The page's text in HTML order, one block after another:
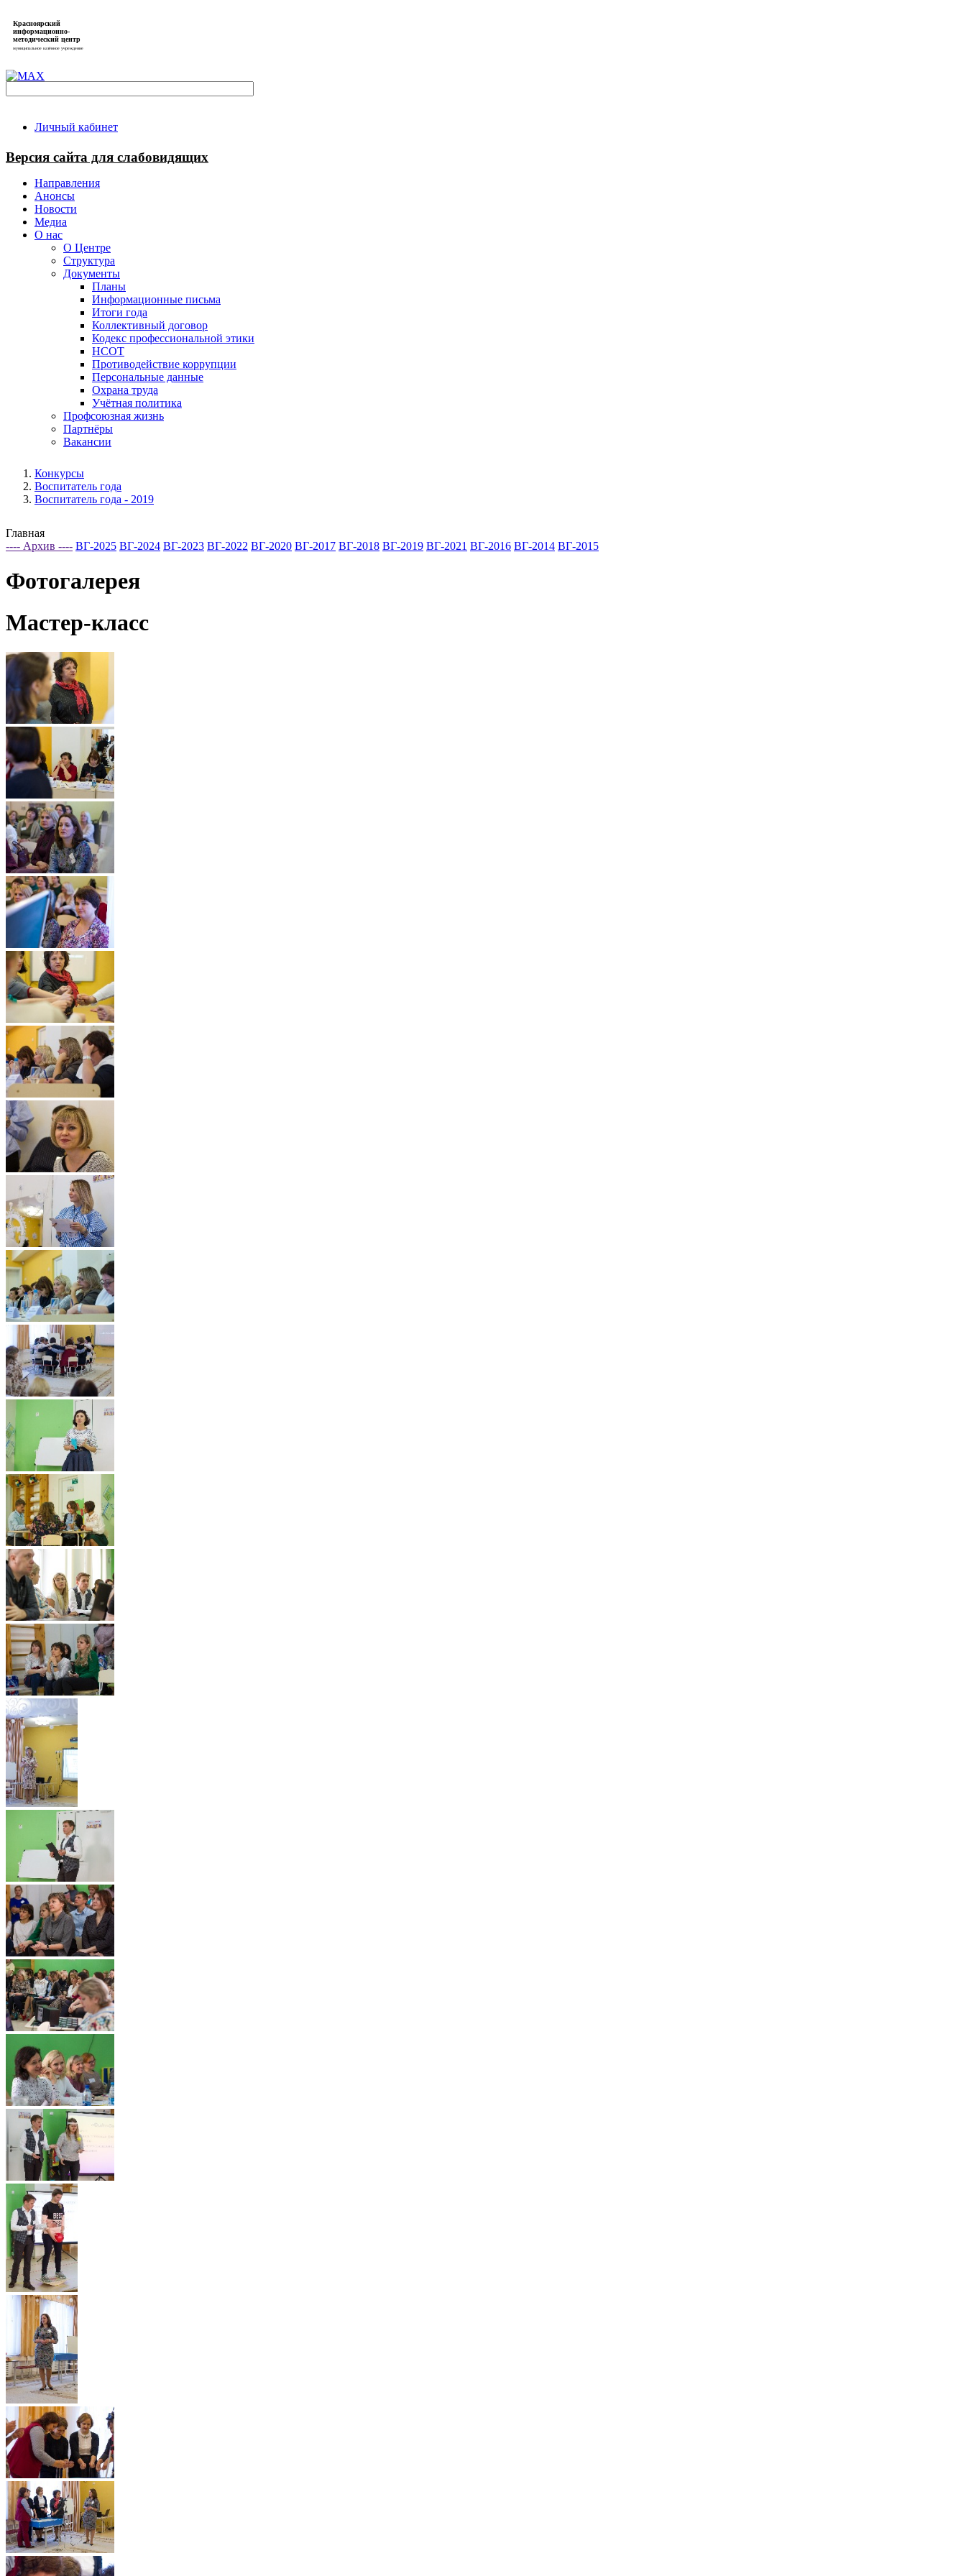
Красноярский
информационно-
методический центр
муниципальное казённое учреждение
Личный кабинет
Версия сайта для слабовидящих
Направления
Анонсы
Новости
Медиа
О нас
О Центре
Структура
Документы
Планы
Информационные письма
Итоги года
Коллективный договор
Кодекс профессиональной этики
НСОТ
Противодействие коррупции
Персональные данные
Охрана труда
Учётная политика
Профсоюзная жизнь
Партнёры
Вакансии
Конкурсы
Воспитатель года
Воспитатель года - 2019
Главная
---- Архив ---- ВГ-2025 ВГ-2024 ВГ-2023 ВГ-2022 ВГ-2020 ВГ-2017 ВГ-2018 ВГ-2019 ВГ-2021 ВГ-2016 ВГ-2014 ВГ-2015
Фотогалерея
Мастер-класс